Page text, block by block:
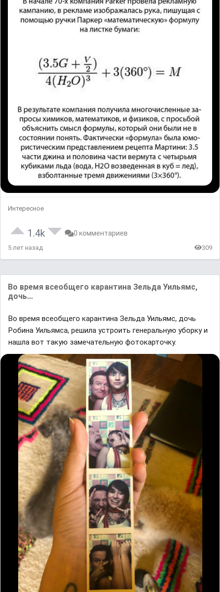
Интересное
1.4k 0 комментариев
5 лет назад 309
Во врeмя всeобщего карaнтина Зельда Уильямс,
дочь...
Во врeмя всeобщего карaнтина Зельда Уильямс, дочь
Робина Уильямса, решила устроить генеральную уборку и
нашла вот такую замечательную фотокарточку.